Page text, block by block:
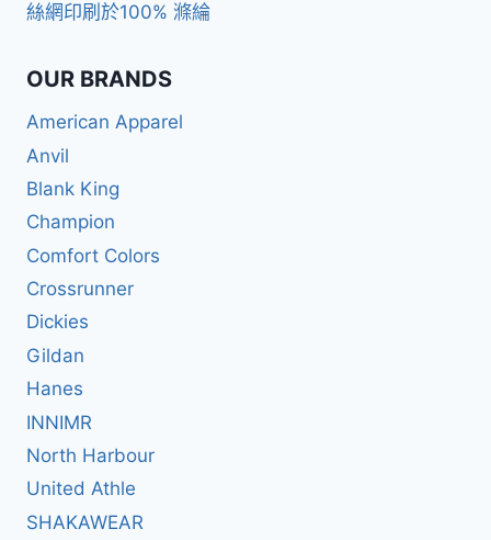
絲網印刷於100% 滌綸
OUR BRANDS
American Apparel
Anvil
Blank King
Champion
Comfort Colors
Crossrunner
Dickies
Gildan
Hanes
INNIMR
North Harbour
United Athle
SHAKAWEAR